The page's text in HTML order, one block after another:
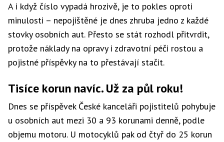
A i když číslo vypadá hrozivě, je to pokles oproti
minulosti – nepojištěné je dnes zhruba jedno z každé
stovky osobních aut. Přesto se stát rozhodl přitvrdit,
protože náklady na opravy i zdravotní péči rostou a
pojistné příspěvky na to přestávají stačit.
Tisíce korun navíc. Už za půl roku!
Dnes se příspěvek České kanceláři pojistitelů pohybuje
u osobních aut mezi 30 a 93 korunami denně, podle
objemu motoru. U motocyklů pak od čtyř do 25 korun